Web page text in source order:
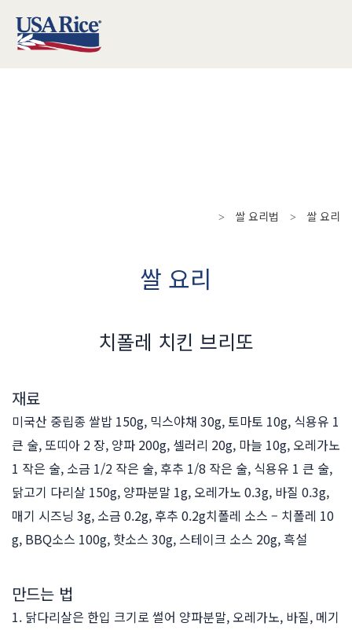
> 쌀 요리법 > 쌀 요리
쌀 요리
치폴레 치킨 브리또
재료
미국산 중립종 쌀밥 150g, 믹스야채 30g, 토마토 10g, 식용유 1
큰 술, 또띠아 2 장, 양파 200g, 셀러리 20g, 마늘 10g, 오레가노
1 작은 술, 소금 1/2 작은 술, 후추 1/8 작은 술, 식용유 1 큰 술,
닭고기 다리살 150g, 양파분말 1g, 오레가노 0.3g, 바질 0.3g,
매기 시즈닝 3g, 소금 0.2g, 후추 0.2g치폴레 소스 – 치폴레 10
g, BBQ소스 100g, 핫소스 30g, 스테이크 소스 20g, 흑설
만드는 법
1. 닭다리살은 한입 크기로 썰어 양파분말, 오레가노, 바질, 메기